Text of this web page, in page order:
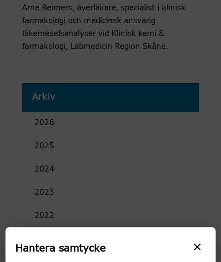
Arne Reimers, överläkare, specialist i klinisk
farmakologi och medicinsk ansvarig
läkemedelsanalyser vid Klinisk kemi &
farmakologi, Labmedicin Region Skåne.
Arkiv
2026
2025
2024
2023
2022
×
Hantera samtycke